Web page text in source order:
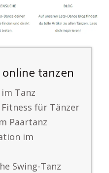
tanzen
Tanz
für Tänzer
Paartanz
im
Swing-Tanz